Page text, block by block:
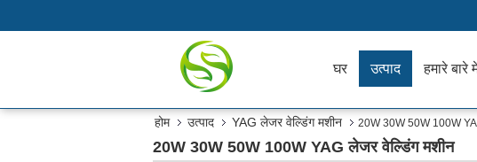
घर उत्पाद हमारे बारे
होम उत्पाद YAG लेजर वेल्डिंग मशीन 20W 30W 50W 100W
20W 30W 50W 100W YAG लेजर वेल्डिंग मशीन